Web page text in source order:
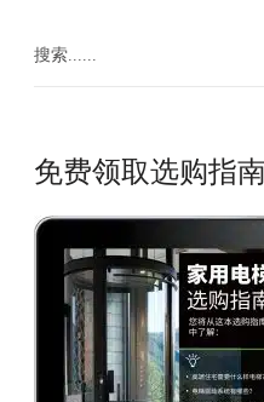
免费领取选购指南